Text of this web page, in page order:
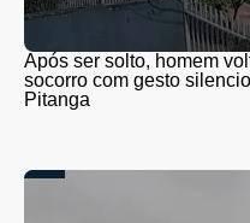
Após ser solto, homem
socorro com gesto
Pitanga